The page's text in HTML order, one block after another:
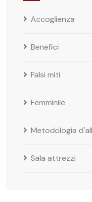
Accoglienza
Benefici
Falsi miti
Femminile
Metodologia
Sala attrezzi